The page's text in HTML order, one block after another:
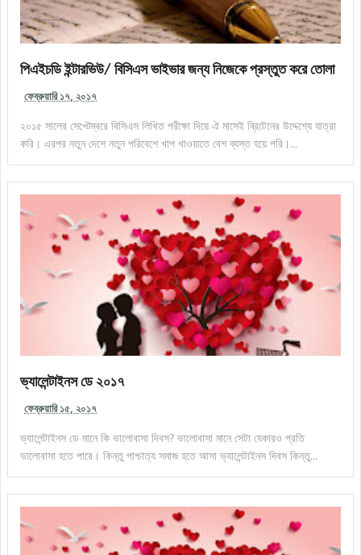
পিএইচডি ইন্টারভিউ/ বিসিএস ভাইভার জন্য নিজেকে প্রস্তুত করে তোলা
ফেব্রুয়ারি ১৭, ২০১৭
২০১৫ সালের সেপ্টেম্বরে বিসিএস লিখিত পরীক্ষা দিয়ে ঐ মাসেই ব্রিটেনের উদ্দেশ্যে যাত্রা
করি। এরপর নতুন দেশে নতুন পরিবেশে খাপ খাওয়াতে বেশ ব্যস্ত হয়ে পরি।...
ভ্যালেন্টাইনস ডে ২০১৭
ফেব্রুয়ারি ১৫, ২০১৭
ভ্যালেন্টাইনস ডে মানে কি ভালোবাসা দিবস? ভালোবাসা মানে সেটা যেকারও প্রতি
ভালোবাসা হতে পারে। কিন্তু পাশ্চাত্য সমাজ হতে আসা ভ্যালেন্টাইনস দিবস কিন্তু...